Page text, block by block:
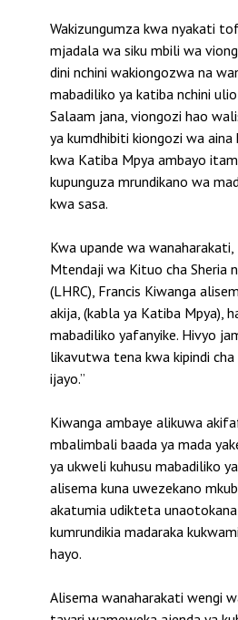
Wakizungumza kwa nyakati
mjadala wa siku mbili wa
dini nchini wakiongozwa na
mabadiliko ya katiba nchini
Salaam jana, viongozi hao
ya kumdhibiti kiongozi wa aina
kwa Katiba Mpya ambayo
kupunguza mrundikano wa
kwa sasa.
Kwa upande wa wanaharakati,
Mtendaji wa Kituo cha Sheria
(LHRC), Francis Kiwanga
akija, (kabla ya Katiba Mpya),
mabadiliko yafanyike. Hivyo
likavutwa tena kwa kipindi cha
ijayo.”
Kiwanga ambaye alikuwa
mbalimbali baada ya mada
ya ukweli kuhusu mabadiliko
alisema kuna uwezekano
akatumia udikteta
kumrundikia madaraka
hayo.
Alisema wanaharakati wengi